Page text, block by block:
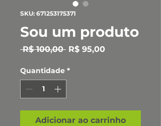
SKU: 671253175371
Sou um produto
R$ 100,00 Preço normal
R$ 95,00Preço
Quantidade *
Adicionar ao carrinho